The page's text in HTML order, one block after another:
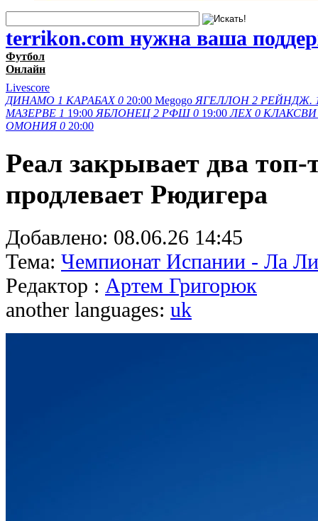
terrikon.com нужна ваша
Футбол
Онлайн
Livescore
ДИНАМО 1 КАРАБАХ 0 20:00 Megogo ЯГЕЛЛОН 2 РЕЙНДЖ.
МАЗЕРВЕ 1 19:00 ЯБЛОНЕЦ 2 РФШ 0 19:00 ЛЕХ 0 КЛАКСВИ
ОМОНИЯ 0 20:00
Реал закрывает два топ-
продлевает Рюдигера
Добавлено: 08.06.26 14:45
Тема: Чемпионат Испании - Ла
Редактор : Артем Григорюк
another languages: uk